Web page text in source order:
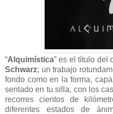
“Alquimística” es el título del
Schwarz; un trabajo
fondo como en la forma,
sentado en tu silla, con los
recorres cientos de
diferentes estados de